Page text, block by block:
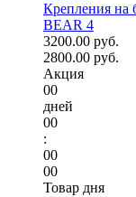
Крепления
BEAR 4
3200.00 руб.
2800.00 руб.
Акция
00
дней
00
:
00
00
Товар дня